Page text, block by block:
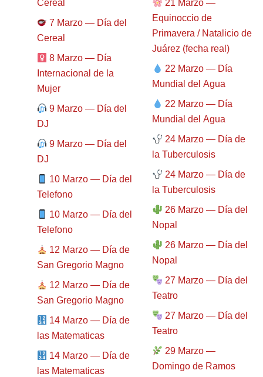
Cereal
7 Marzo — Día del
Cereal
8 Marzo — Día
Internacional de la
Mujer
9 Marzo — Día del
DJ
9 Marzo — Día del
DJ
10 Marzo — Día del
Telefono
10 Marzo — Día del
Telefono
12 Marzo — Día de
San Gregorio Magno
12 Marzo — Día de
San Gregorio Magno
14 Marzo — Día de
las Matematicas
14 Marzo — Día de
las Matematicas
21 Marzo —
Equinoccio de
Primavera / Natalicio de
Juárez (fecha real)
22 Marzo — Día
Mundial del Agua
22 Marzo — Día
Mundial del Agua
24 Marzo — Día de
la Tuberculosis
24 Marzo — Día de
la Tuberculosis
26 Marzo — Día del
Nopal
26 Marzo — Día del
Nopal
27 Marzo — Día del
Teatro
27 Marzo — Día del
Teatro
29 Marzo —
Domingo de Ramos